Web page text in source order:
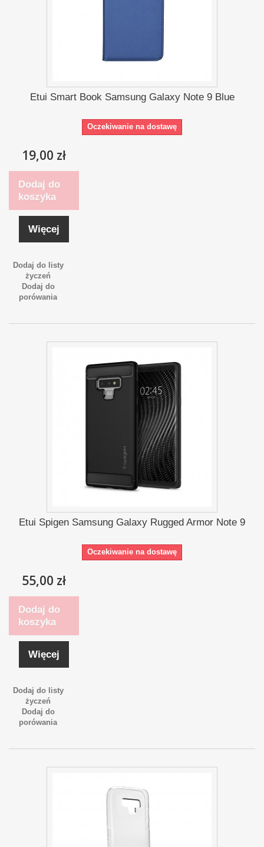
Etui Smart Book Samsung Galaxy Note 9 Blue
Oczekiwanie na dostawę
19,00 zł
Dodaj do
koszyka
Więcej
Dodaj do listy
życzeń
Dodaj do
porówania
Etui Spigen Samsung Galaxy Rugged Armor Note 9
Oczekiwanie na dostawę
55,00 zł
Dodaj do
koszyka
Więcej
Dodaj do listy
życzeń
Dodaj do
porówania